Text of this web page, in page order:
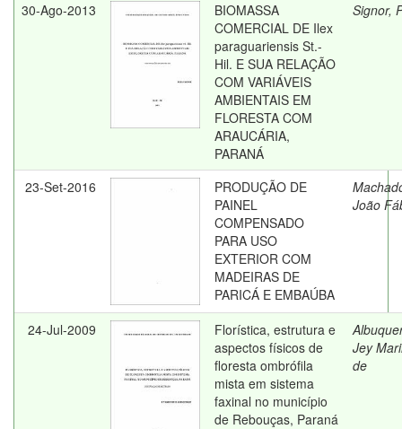
30-Ago-2013
BIOMASSA
COMERCIAL DE Ilex
paraguariensis St.-
Hil. E SUA RELAÇÃO
COM VARIÁVEIS
AMBIENTAIS EM
FLORESTA COM
ARAUCÁRIA,
PARANÁ
Signor,
23-Set-2016
PRODUÇÃO DE
PAINEL
COMPENSADO
PARA USO
EXTERIOR COM
MADEIRAS DE
PARICÁ E EMBAÚBA
João
24-Jul-2009
Florística, estrutura e
aspectos físicos de
floresta ombrófila
mista em sistema
faxinal no município
de Rebouças, Paraná
Jey
de